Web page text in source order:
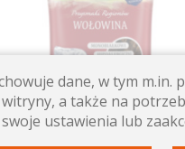
dane, w tym m.in.
a także na
ustawienia lub